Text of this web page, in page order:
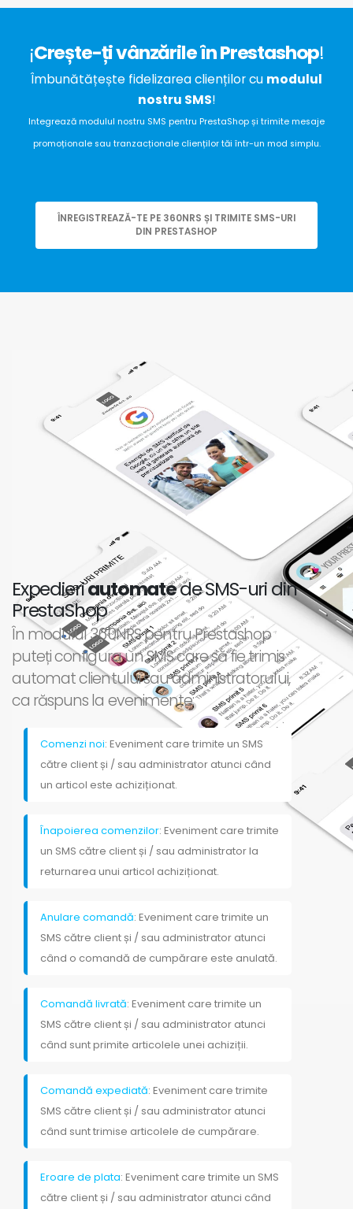
¡Crește-ți vânzările în Prestashop!
Îmbunătățește fidelizarea clienților cu modulul
nostru SMS!
Integrează modulul nostru SMS pentru PrestaShop și trimite mesaje
promoționale sau tranzacționale clienților tăi într-un mod simplu.
ÎNREGISTREAZĂ-TE PE 360NRS ȘI TRIMITE SMS-URI
DIN PRESTASHOP
Expedieriautomatede SMS-uri din
PrestaShop
În modulul 360NRS pentru Prestashop
puteți configura un SMS care să fie trimis
automat clientului sau administratorului,
ca răspuns la evenimente:
Comenzi noi: Eveniment care trimite un SMS
către client și / sau administrator atunci când
un articol este achiziționat.
Înapoierea comenzilor: Eveniment care trimite
un SMS către client și / sau administrator la
returnarea unui articol achiziționat.
Anulare comandă: Eveniment care trimite un
SMS către client și / sau administrator atunci
când o comandă de cumpărare este anulată.
Comandă livrată: Eveniment care trimite un
SMS către client și / sau administrator atunci
când sunt primite articolele unei achiziții.
Comandă expediată: Eveniment care trimite
SMS către client și / sau administrator atunci
când sunt trimise articolele de cumpărare.
Eroare de plata: Eveniment care trimite un SMS
către client și / sau administrator atunci când